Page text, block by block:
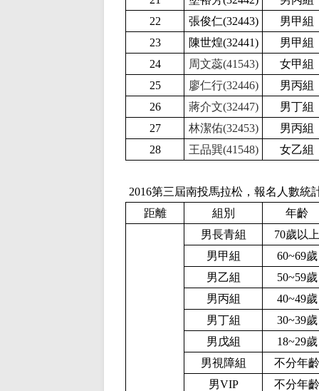
22
張俊仁(32443)
男甲組
23
陳世煌(32441)
男甲組
24
周文蕊(41543)
女甲組
25
廖仁行(32446)
男丙組
26
蔣介文(32447)
男丁組
27
林潔佑(32453)
男丙組
28
王品巽(41548) 女乙組
2016第三屆南投馬拉松，報名人數統
距離 組別 年齡
男長青組
70歲以上
男甲組
60~69歲
男乙組
50~59歲
男丙組
40~49歲
男丁組
30~39歲
男戊組
18~29歲
男視障組
不分年齡
男VIP
不分年齡